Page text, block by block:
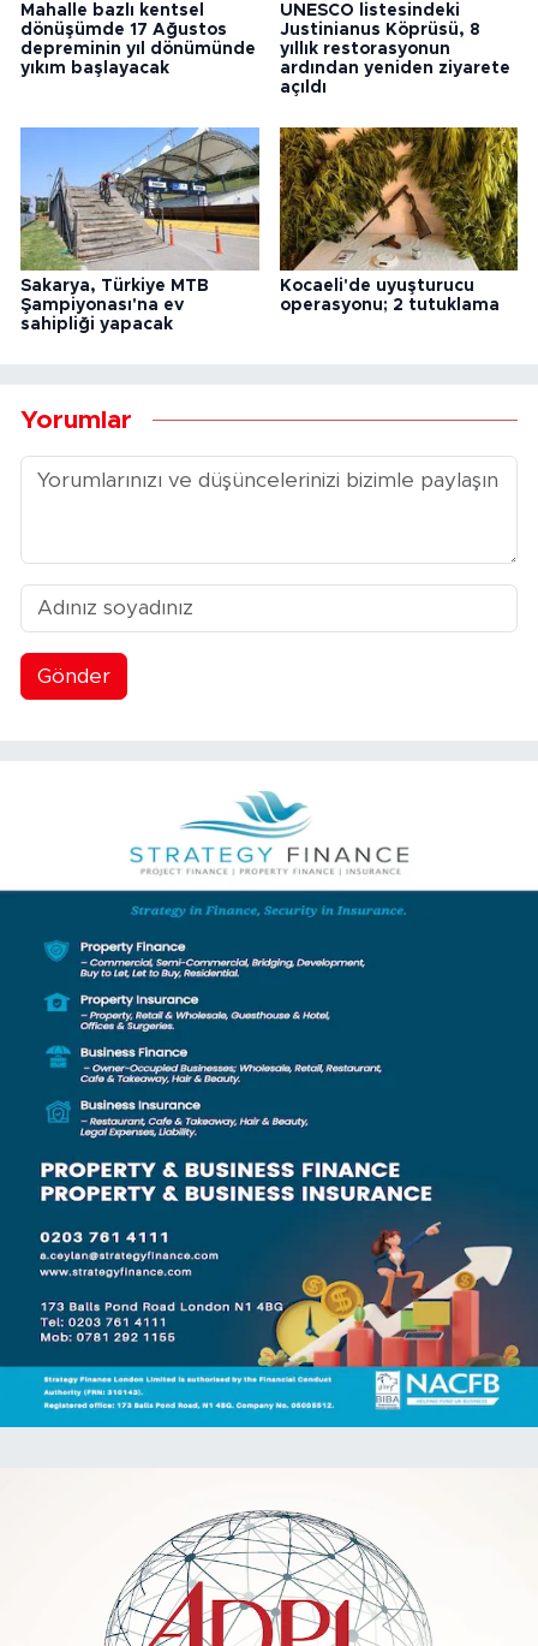
Mahalle bazlı kentsel
dönüşümde 17 Ağustos
depreminin yıl dönümünde
yıkım başlayacak
UNESCO listesindeki
Justinianus Köprüsü, 8
yıllık restorasyonun
ardından yeniden ziyarete
açıldı
Sakarya, Türkiye MTB
Şampiyonası'na ev
sahipliği yapacak
Kocaeli'de uyuşturucu
operasyonu; 2 tutuklama
Yorumlar
Gönder